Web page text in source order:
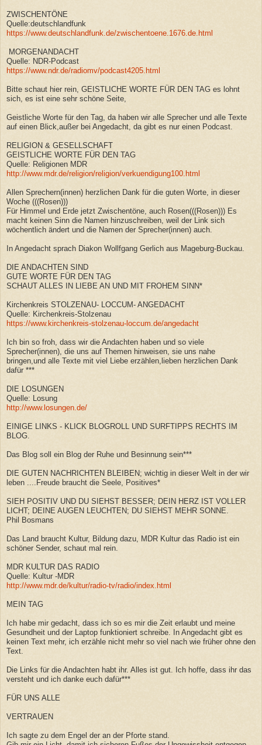
ZWISCHENTÖNE
Quelle:deutschlandfunk
https://www.deutschlandfunk.de/zwischentoene.1676.de.html
MORGENANDACHT
Quelle: NDR-Podcast
https://www.ndr.de/radiomv/podcast4205.html
Bitte schaut hier rein, GEISTLICHE WORTE FÜR DEN TAG es lohnt
sich, es ist eine sehr schöne Seite,
Geistliche Worte für den Tag, da haben wir alle Sprecher und alle Texte
auf einen Blick,außer bei Angedacht, da gibt es nur einen Podcast.
RELIGION & GESELLSCHAFT
GEISTLICHE WORTE FÜR DEN TAG
Quelle: Religionen MDR
http://www.mdr.de/religion/religion/verkuendigung100.html
Allen Sprechern(innen) herzlichen Dank für die guten Worte, in dieser
Woche (((Rosen)))
Für Himmel und Erde jetzt Zwischentöne, auch Rosen(((Rosen))) Es
macht keinen Sinn die Namen hinzuschreiben, weil der Link sich
wöchentlich ändert und die Namen der Sprecher(innen) auch.
In Angedacht sprach Diakon Wollfgang Gerlich aus Mageburg-Buckau.
DIE ANDACHTEN SIND
GUTE WORTE FÜR DEN TAG
SCHAUT ALLES IN LIEBE AN UND MIT FROHEM SINN*
Kirchenkreis STOLZENAU- LOCCUM- ANGEDACHT
Quelle: Kirchenkreis-Stolzenau
https://www.kirchenkreis-stolzenau-loccum.de/angedacht
Ich bin so froh, dass wir die Andachten haben und so viele
Sprecher(innen), die uns auf Themen hinweisen, sie uns nahe
bringen,und alle Texte mit viel Liebe erzählen,lieben herzlichen Dank
dafür ***
DIE LOSUNGEN
Quelle: Losung
http://www.losungen.de/
EINIGE LINKS - KLICK BLOGROLL UND SURFTIPPS RECHTS IM
BLOG.
Das Blog soll ein Blog der Ruhe und Besinnung sein***
DIE GUTEN NACHRICHTEN BLEIBEN; wichtig in dieser Welt in der wir
leben ....Freude braucht die Seele, Positives*
SIEH POSITIV UND DU SIEHST BESSER; DEIN HERZ IST VOLLER
LICHT; DEINE AUGEN LEUCHTEN; DU SIEHST MEHR SONNE.
Phil Bosmans
Das Land braucht Kultur, Bildung dazu, MDR Kultur das Radio ist ein
schöner Sender, schaut mal rein.
MDR KULTUR DAS RADIO
Quelle: Kultur -MDR
http://www.mdr.de/kultur/radio-tv/radio/index.html
MEIN TAG
Ich habe mir gedacht, dass ich so es mir die Zeit erlaubt und meine
Gesundheit und der Laptop funktioniert schreibe. In Angedacht gibt es
keinen Text mehr, ich erzähle nicht mehr so viel nach wie früher ohne den
Text.
Die Links für die Andachten habt ihr. Alles ist gut. Ich hoffe, dass ihr das
versteht und ich danke euch dafür***
FÜR UNS ALLE
VERTRAUEN
Ich sagte zu dem Engel der an der Pforte stand.